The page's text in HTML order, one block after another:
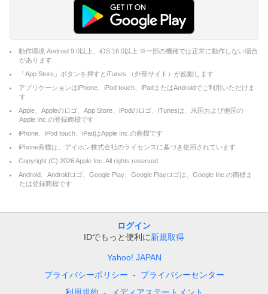
動作環境 Android 9.0以上、iOS 16.0以上 ※一部の機種では正常に動作しない場合
があります
「App Store」ボタンを押すとiTunes （外部サイト）が起動します
アプリケーションはiPhone、iPod touch、iPadまたはAndroidでご利用いただけま
す
Apple、Appleのロゴ、App Store、iPodのロゴ、iTunesは、米国および他国の
Apple Inc.の登録商標です
iPhone、iPod touch、iPadはApple Inc.の商標です
iPhone商標は、アイホン株式会社のライセンスに基づき使用されています
Copyright (C) 2026Apple Inc. All rights reserved.
Android、Androidロゴ、Google Play、Google Playロゴは、Google Inc.の商標ま
たは登録商標です
ログイン
IDでもっと便利に新規取得
Yahoo! JAPAN
プライバシーポリシー
プライバシーセンター
利用規約
メディアステートメント